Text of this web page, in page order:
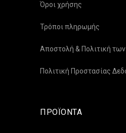
Όροι χρήσης
Τρόποι πληρωμής
Αποστολή & Πολιτική
Πολιτική Προστασίας
ΠΡΟΪΟΝΤΑ